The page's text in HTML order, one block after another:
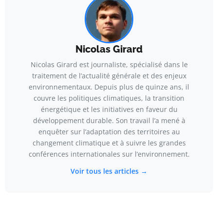
Nicolas Girard
Nicolas Girard est journaliste, spécialisé dans le
traitement de l’actualité générale et des enjeux
environnementaux. Depuis plus de quinze ans, il
couvre les politiques climatiques, la transition
énergétique et les initiatives en faveur du
développement durable. Son travail l’a mené à
enquêter sur l’adaptation des territoires au
changement climatique et à suivre les grandes
conférences internationales sur l’environnement.
Voir tous les articles →